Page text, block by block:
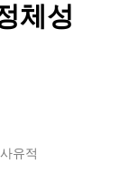
체성
유적